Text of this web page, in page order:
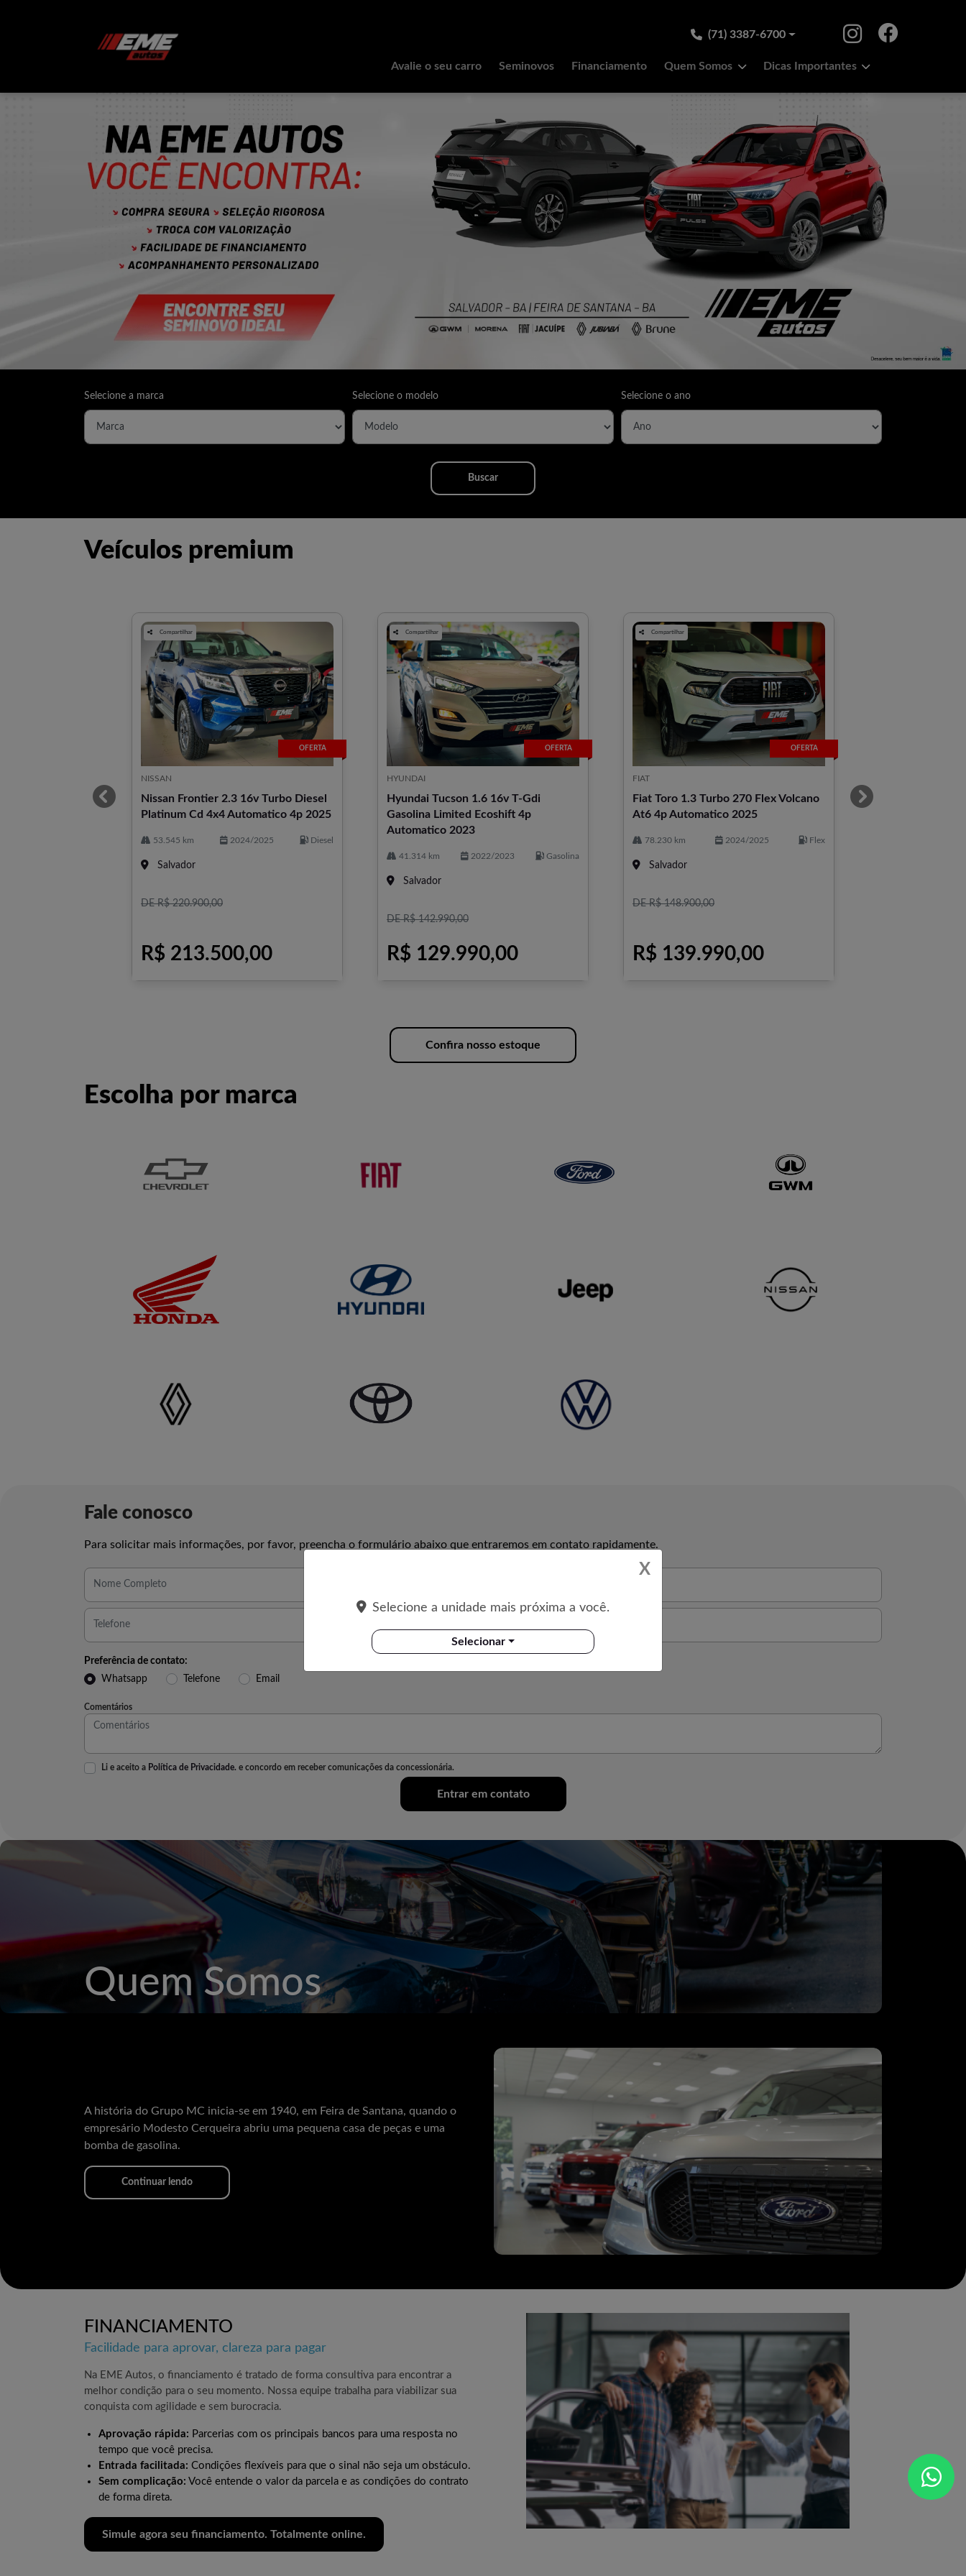
(71) 3387-6700
Avalie o seu carro Seminovos Financiamento Quem Somos Dicas Importantes
Selecione a marca Selecione o modelo Selecione o ano
Buscar
Veículos premium
OFERTA
Compartilhar
NISSAN
Nissan Frontier 2.3 16v Turbo Diesel
Platinum Cd 4x4 Automatico 4p 2025
53.545 km 2024/2025 Diesel
Salvador
DE R$ 220.900,00
R$ 213.500,00
OFERTA
Compartilhar
HYUNDAI
Hyundai Tucson 1.6 16v T-Gdi
Gasolina Limited Ecoshift 4p
Automatico 2023
41.314 km 2022/2023 Gasolina
Salvador
DE R$ 142.990,00
R$ 129.990,00
OFERTA
Compartilhar
FIAT
Fiat Toro 1.3 Turbo 270 Flex Volcano
At6 4p Automatico 2025
78.230 km 2024/2025 Flex
Salvador
DE R$ 148.900,00
R$ 139.990,00
templates.template-01.components.carousel.texts.control_prev
Confira nosso estoque
Escolha por marca
Fale conosco
Para solicitar mais informações, por favor, preencha o formulário abaixo que entraremos em contato rapidamente.
Preferência de contato:
Whatsapp
Telefone Email
Comentários
Li e aceito a Política de Privacidade. e concordo em receber comunicações da concessionária.
Entrar em contato
Quem Somos
A história do Grupo MC inicia-se em 1940, em Feira de Santana, quando o
empresário Modesto Cerqueira abriu uma pequena casa de peças e uma
bomba de gasolina.
Continuar lendo
FINANCIAMENTO
Facilidade para aprovar, clareza para pagar
Na EME Autos, o financiamento é tratado de forma consultiva para encontrar a
melhor condição para o seu momento. Nossa equipe trabalha para viabilizar sua
conquista com agilidade e sem burocracia.
Aprovação rápida: Parcerias com os principais bancos para uma resposta no
tempo que você precisa.
Entrada facilitada: Condições flexíveis para que o sinal não seja um obstáculo.
Sem complicação: Você entende o valor da parcela e as condições do contrato
de forma direta.
Simule agora seu financiamento. Totalmente online.
X
Selecione a unidade mais próxima a você.
Selecionar